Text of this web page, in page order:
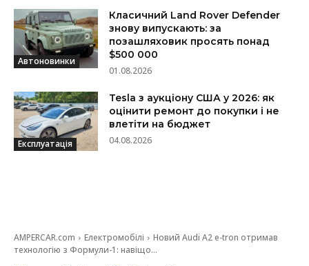
Автоновинки
Класичний Land Rover Defender
знову випускають: за
позашляховик просять понад
$500 000
01.08.2026
Експлуатація
Tesla з аукціону США у 2026: як
оцінити ремонт до покупки і не
влетіти на бюджет
04.08.2026